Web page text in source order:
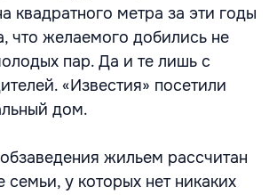
квадратного метра за эти годы
что желаемого добились не
пар. Да и те лишь с
«Известия» посетили
дом.
жильем рассчитан
семьи, у которых нет никаких